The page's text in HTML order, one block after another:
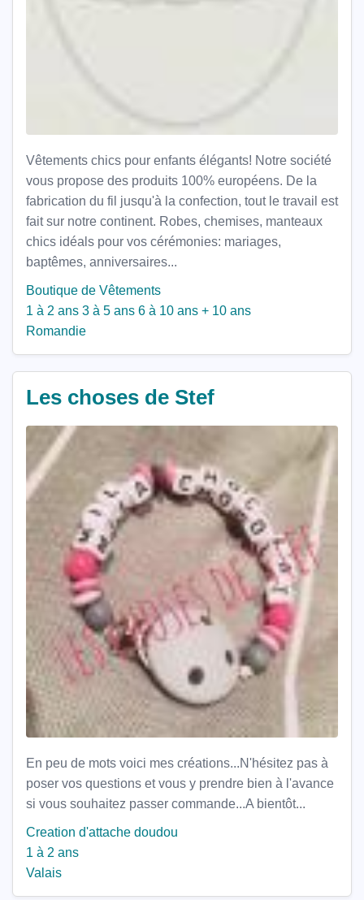
Vêtements chics pour enfants élégants! Notre société
vous propose des produits 100% européens. De la
fabrication du fil jusqu'à la confection, tout le travail est
fait sur notre continent. Robes, chemises, manteaux
chics idéals pour vos cérémonies: mariages,
baptêmes, anniversaires...
Boutique de Vêtements
1 à 2 ans 3 à 5 ans 6 à 10 ans + 10 ans
Romandie
Les choses de Stef
En peu de mots voici mes créations...N'hésitez pas à
poser vos questions et vous y prendre bien à l'avance
si vous souhaitez passer commande...A bientôt...
Creation d'attache doudou
1 à 2 ans
Valais